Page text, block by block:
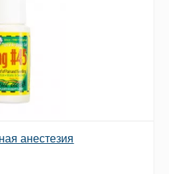
анестезия